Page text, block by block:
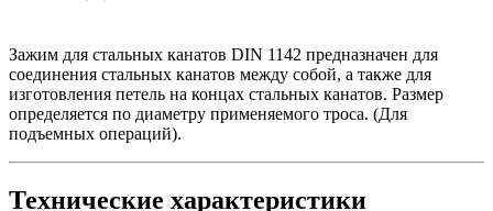
Зажим для стальных канатов DIN 1142 предназначен для
соединения стальных канатов между собой, а также для
изготовления петель на концах стальных канатов. Размер
определяется по диаметру применяемого троса. (Для
подъемных операций).
Технические характеристики